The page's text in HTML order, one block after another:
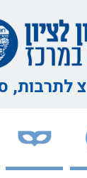
לתרבות,